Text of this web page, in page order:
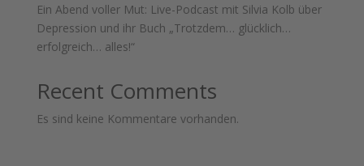
Ein Abend voller Mut: Live-Podcast mit Silvia Kolb über
Depression und ihr Buch „Trotzdem… glücklich…
erfolgreich… alles!“
Recent Comments
Es sind keine Kommentare vorhanden.